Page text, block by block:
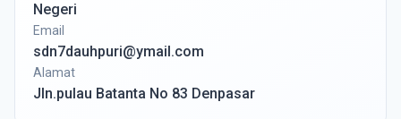
Negeri
Email
sdn7dauhpuri@ymail.com
Alamat
Jln.pulau Batanta No 83 Denpasar